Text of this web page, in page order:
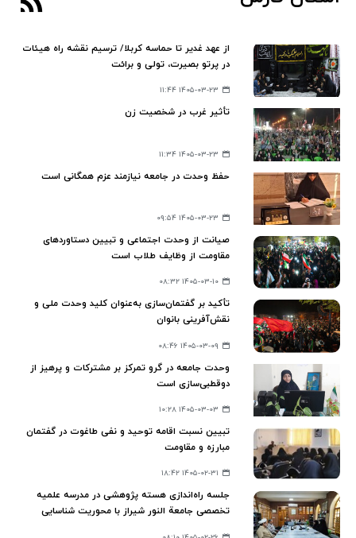
از عهد غدیر تا حماسه کربلا/ ترسیم نقشه راه هیئات
در پرتو بصیرت، تولی و برائت
۱۴۰۵-۰۳-۲۳ ۱۱:۴۴
تأثیر غرب در شخصیت زن
۱۴۰۵-۰۳-۲۳ ۱۱:۳۴
حفظ وحدت در جامعه نیازمند عزم همگانی است
۱۴۰۵-۰۳-۲۳ ۰۹:۵۴
صیانت از وحدت اجتماعی و تبیین دستاوردهای
مقاومت از وظایف طلاب است
۱۴۰۵-۰۳-۱۰ ۰۸:۳۲
تأکید بر گفتمان‌سازی به‌عنوان کلید وحدت ملی و
نقش‌آفرینی بانوان
۱۴۰۵-۰۳-۰۹ ۰۸:۴۶
وحدت جامعه در گرو تمرکز بر مشترکات و پرهیز از
دوقطبی‌سازی است
۱۴۰۵-۰۳-۰۳ ۱۰:۲۸
تبیین نسبت اقامه توحید و نفی طاغوت در گفتمان
مبارزه و مقاومت
۱۴۰۵-۰۲-۳۱ ۱۸:۴۲
جلسه راه‌اندازی هسته پژوهشی در مدرسه علمیه
تخصصی جامعة‌ النور شیراز با محوریت شناسایی